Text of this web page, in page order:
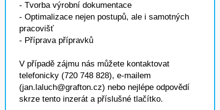
- Tvorba výrobní dokumentace
- Optimalizace nejen postupů, ale i samotných
pracovišť
- Příprava přípravků
V případě zájmu nás můžete kontaktovat
telefonicky (720 748 828), e-mailem
(jan.laluch@grafton.cz) nebo nejlépe odpovědí
skrze tento inzerát a příslušné tlačítko.